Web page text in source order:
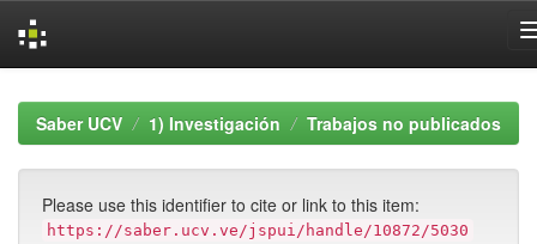
navigationSaber UCV 1) Investigación Trabajos no publicados
Please use this identifier to cite or link to this item:
https://saber.ucv.ve/jspui/handle/10872/5030